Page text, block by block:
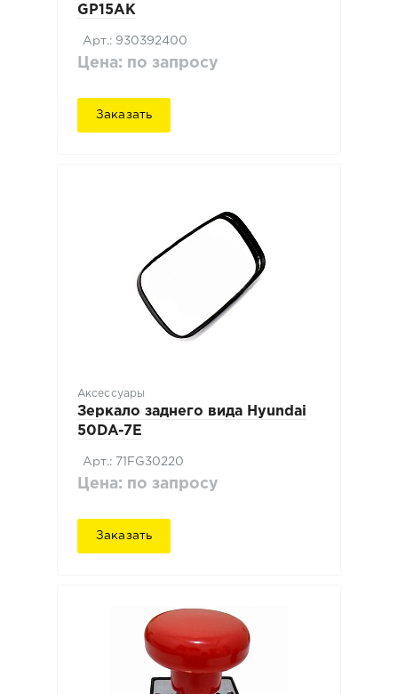
GP15AK
Арт.: 930392400
Цена: по запросу
Заказать
Аксессуары
Зеркало заднего вида Hyundai
50DA-7E
Арт.: 71FG30220
Цена: по запросу
Заказать